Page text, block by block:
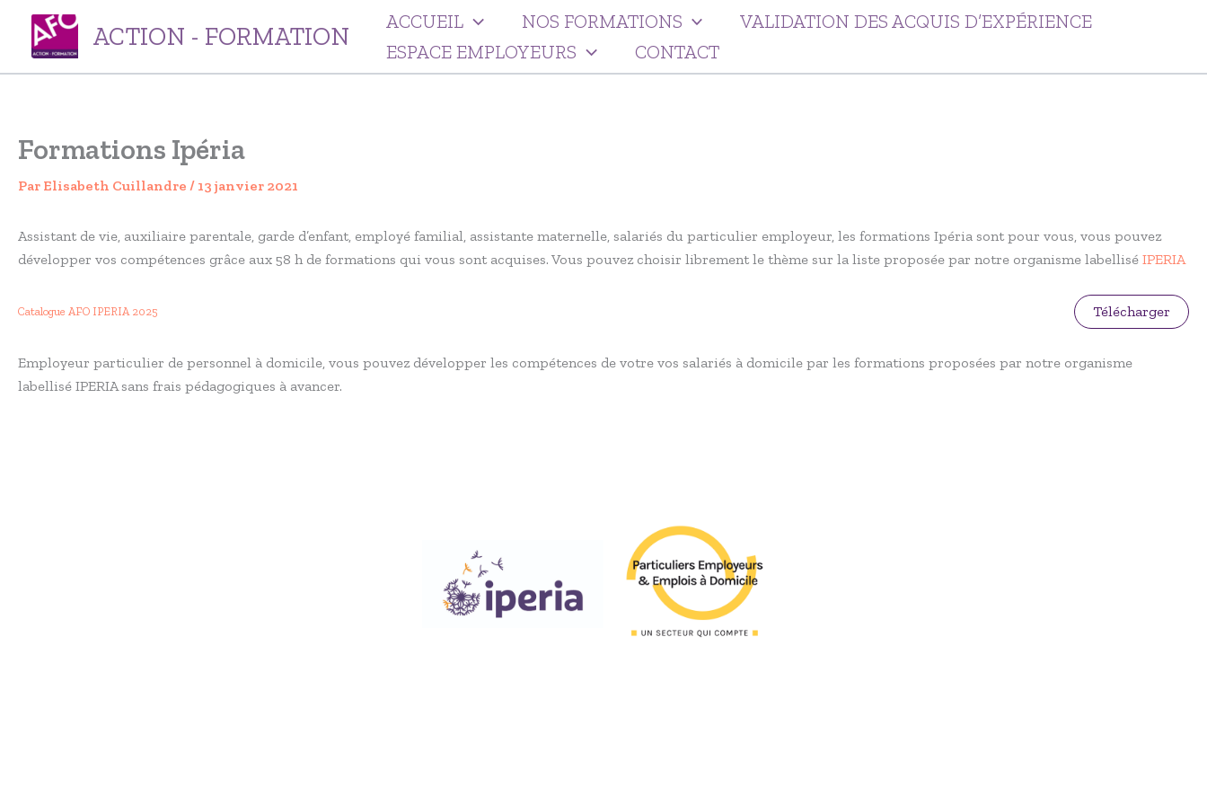
contenu
ACTION - FORMATION
ACCUEIL NOS FORMATIONS
VALIDATION DES ACQUIS D’EXPÉRIENCE
ESPACE EMPLOYEURS
CONTACT
Formations Ipéria
Par Elisabeth Cuillandre / 13 janvier 2021
Assistant de vie, auxiliaire parentale, garde d’enfant, employé familial, assistante maternelle, salariés du particulier employeur, les formations Ipéria sont pour vous, vous pouvez
développer vos compétences grâce aux 58 h de formations qui vous sont acquises. Vous pouvez choisir librement le thème sur la liste proposée par notre organisme labellisé IPERIA
Catalogue AFO IPERIA 2025 Télécharger
Employeur particulier de personnel à domicile, vous pouvez développer les compétences de votre vos salariés à domicile par les formations proposées par notre organisme
labellisé IPERIA sans frais pédagogiques à avancer.